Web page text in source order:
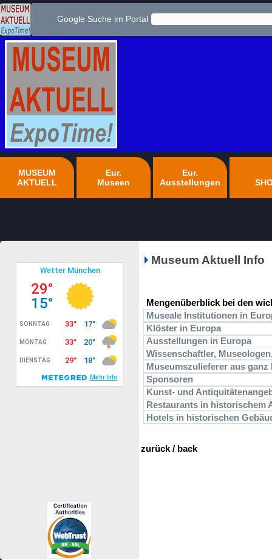
Google Suche im Portal
MUSEUM
AKTUELL
Eur.
Museen
Eur.
Ausstellungen
Museum Aktuell Info
Mengenüberblick bei den
Museale Institutionen in
Klöster in Europa
Ausstellungen in Europa
Wissenschaftler,
Museumszulieferer aus ganz
Sponsoren
Kunst- und
Restaurants in historischem
Hotels in historischen
zurück / back